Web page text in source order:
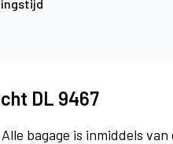
DL 9467
Alle bagage is inmiddels